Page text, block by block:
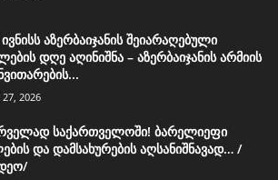
აზერბაიჯანის შეიარაღებული
დღე აღინიშნა – აზერბაიჯანის არმიის
27, 2026
საქართველოში! ბარელიეფი
და დამსახურების აღსანიშნავად… /